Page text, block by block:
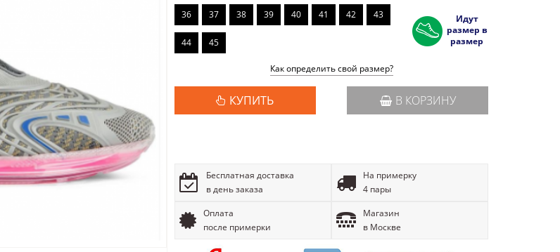
36 37 38 39 40 41 42 43
44 45
Идут
размер в
размер
Как определить свой размер?
КУПИТЬ В КОРЗИНУ
Бесплатная доставка
в день заказа
На примерку
4 пары
Оплата
после примерки
Магазин
в Москве